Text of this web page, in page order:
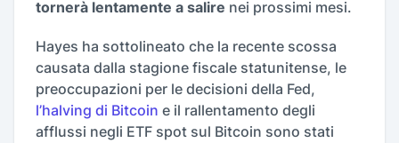
tornerà lentamente a salire nei prossimi mesi.
Hayes ha sottolineato che la recente scossa
causata dalla stagione fiscale statunitense, le
preoccupazioni per le decisioni della Fed,
l’halving di Bitcoin e il rallentamento degli
afflussi negli ETF spot sul Bitcoin sono stati